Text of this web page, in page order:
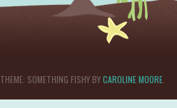
THEME: SOMETHING FISHY BYCAROLINE MOORE